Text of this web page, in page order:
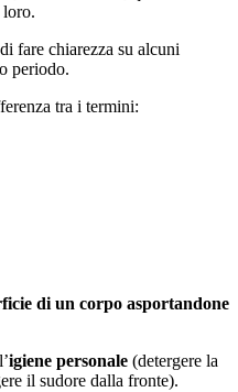
loro.
fare chiarezza su alcuni
periodo.
tra i termini:
di un corpo asportandone
igiene personale (detergere la
il sudore dalla fronte).